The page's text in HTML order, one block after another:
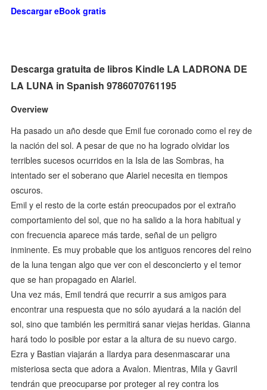
Descargar eBook gratis
Descarga gratuita de libros Kindle LA LADRONA DE
LA LUNA in Spanish 9786070761195
Overview
Ha pasado un año desde que Emil fue coronado como el rey de
la nación del sol. A pesar de que no ha logrado olvidar los
terribles sucesos ocurridos en la Isla de las Sombras, ha
intentado ser el soberano que Alariel necesita en tiempos
oscuros.
Emil y el resto de la corte están preocupados por el extraño
comportamiento del sol, que no ha salido a la hora habitual y
con frecuencia aparece más tarde, señal de un peligro
inminente. Es muy probable que los antiguos rencores del reino
de la luna tengan algo que ver con el desconcierto y el temor
que se han propagado en Alariel.
Una vez más, Emil tendrá que recurrir a sus amigos para
encontrar una respuesta que no sólo ayudará a la nación del
sol, sino que también les permitirá sanar viejas heridas. Gianna
hará todo lo posible por estar a la altura de su nuevo cargo.
Ezra y Bastian viajarán a Ilardya para desenmascarar una
misteriosa secta que adora a Avalon. Mientras, Mila y Gavril
tendrán que preocuparse por proteger al rey contra los